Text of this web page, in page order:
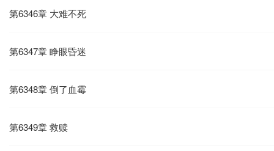
第6346章 大难不死
第6347章 睁眼昏迷
第6348章 倒了血霉
第6349章 救赎